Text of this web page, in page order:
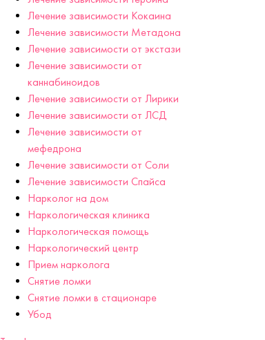
Лечение зависимости Кокаина
Лечение зависимости Метадона
Лечение зависимости от экстази
Лечение зависимости от
каннабиноидов
Лечение зависимости от Лирики
Лечение зависимости от ЛСД
Лечение зависимости от
мефедрона
Лечение зависимости от Соли
Лечение зависимости Спайса
Нарколог на дом
Наркологическая клиника
Наркологическая помощь
Наркологический центр
Прием нарколога
Снятие ломки
Снятие ломки в стационаре
Убод